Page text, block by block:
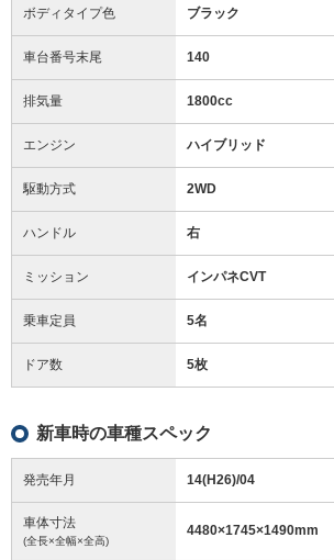
ボディタイプ色 ブラック
車台番号末尾 140
排気量 1800cc
エンジン ハイブリッド
駆動方式 2WD
ハンドル 右
ミッション インパネCVT
乗車定員 5名
ドア数 5枚
新車時の車種スペック
発売年月 14(H26)/04
車体寸法
(全長×全幅×全高)
4480×1745×1490mm